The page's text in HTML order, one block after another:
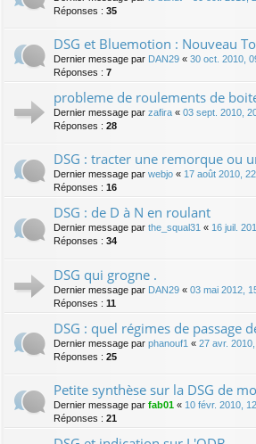
Réponses : 35
DSG et Bluemotion : Nouveau
Dernier message par DAN29 « 30 oct. 2010,
Réponses : 7
probleme de roulements de
Dernier message par zafira « 03 sept. 2010,
Réponses : 28
DSG : tracter une remorque ou
Dernier message par webjo « 17 août 2010,
Réponses : 16
DSG : de D à N en roulant
Dernier message par the_squal31 « 16 juil.
Réponses : 34
DSG qui grogne .
Dernier message par DAN29 « 03 mai 2012,
Réponses : 11
DSG : quel régimes de passage
Dernier message par phanouf1 « 27 avr.
Réponses : 25
Petite synthèse sur la DSG de
Dernier message par fab01 « 10 févr. 2010,
Réponses : 21